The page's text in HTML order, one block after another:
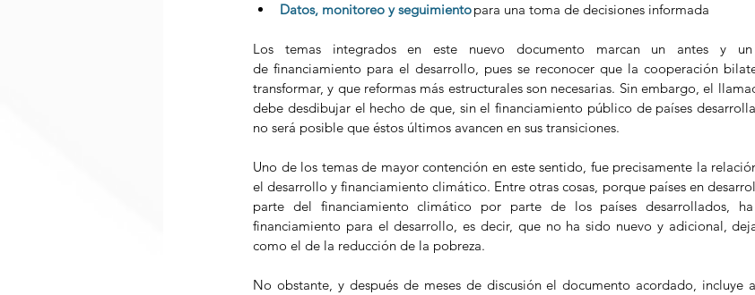
Datos, monitoreo y seguimiento para una toma de decisiones informada
Los temas integrados en este nuevo documento marcan un antes y
de financiamiento para el desarrollo, pues se reconocer que la cooperación
transformar, y que reformas más estructurales son necesarias. Sin embargo, el
debe desdibujar el hecho de que, sin el financiamiento público de países
no será posible que éstos últimos avancen en sus transiciones.
Uno de los temas de mayor contención en este sentido, fue precisamente la
el desarrollo y financiamiento climático. Entre otras cosas, porque países en
parte del financiamiento climático por parte de los países desarrollados,
financiamiento para el desarrollo, es decir, que no ha sido nuevo y adicional,
como el de la reducción de la pobreza.
No obstante, y después de meses de discusión el documento acordado, incluye